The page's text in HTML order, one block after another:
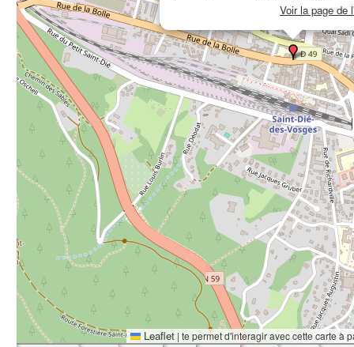
Voir la page de
Leaflet | te permet d'interagir avec cette carte à